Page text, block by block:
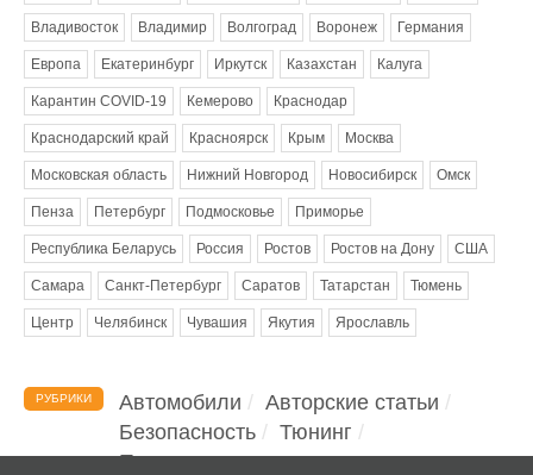
Владивосток Владимир Волгоград Воронеж Германия
Европа Екатеринбург Иркутск Казахстан Калуга
Карантин COVID-19 Кемерово Краснодар
Краснодарский край Красноярск Крым Москва
Московская область Нижний Новгород Новосибирск Омск
Пенза Петербург Подмосковье Приморье
Республика Беларусь Россия Ростов Ростов на Дону США
Самара Санкт-Петербург Саратов Татарстан Тюмень
Центр Челябинск Чувашия Якутия Ярославль
РУБРИКИ Автомобили
Авторские статьи
Безопасность
Тюнинг
Помощь водителю